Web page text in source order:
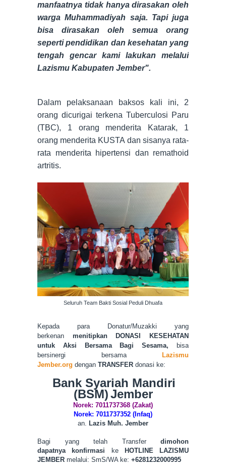
manfaatnya tidak hanya dirasakan oleh
warga Muhammadiyah saja. Tapi juga
bisa dirasakan oleh semua orang
seperti pendidikan dan kesehatan yang
tengah gencar kami lakukan melalui
Lazismu Kabupaten Jember".
Dalam pelaksanaan baksos kali ini, 2
orang dicurigai terkena Tuberculosi Paru
(TBC), 1 orang menderita Katarak, 1
orang menderita KUSTA dan sisanya rata-
rata menderita hipertensi dan remathoid
artritis.
Seluruh Team Bakti Sosial Peduli Dhuafa
Kepada para Donatur/Muzakki yang
berkenan menitipkan DONASI KESEHATAN
untuk Aksi Bersama Bagi Sesama,
bisa
bersinergi bersama
Lazismu
Jember.org dengan TRANSFER donasi ke:
Bank Syariah Mandiri
(BSM)Jember
Norek: 7011737368 (Zakat)
Norek: 7011737352 (Infaq)
an. Lazis Muh. Jember
Bagi yang telah Transfer dimohon
dapatnya konfirmasi ke
HOTLINE LAZISMU
JEMBER melalui: SmS/WA ke: +6281232000995